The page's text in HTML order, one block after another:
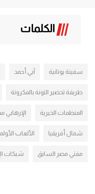
الكلمات
سفينة يونانية آبي أحمد
طريفة تحضير التونة بالمكرونة
المنظمات الخيرية الإرهابي
شمال أفريقيا الألعاب
مفتي مصر السابق شبكات